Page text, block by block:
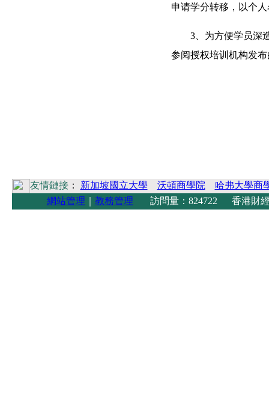
申请学分转移，以个
3、为方便学员深
参阅授权培训机构发
友情鏈接： 新加坡國立大學 沃頓商學院
哈弗大學商
網站管理
教務管理 訪問量：824722 香港財經學